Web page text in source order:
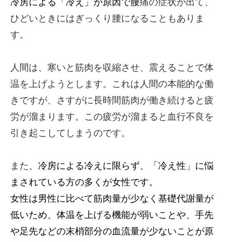
冷房による「冷え」が原因で腰痛の症状が出て、
ひどいときにはぎっくり腰になることもありま
す。
人間は、寒いと筋肉を収縮させ、震えることで体
温を上げようとします。これは人間の本能的な働
きですが、さすがに長時間筋肉が働き続けると疲
労が溜まります。この疲労が溜まると血行不良を
引き起こしてしまうのです。
また 、冷房による冷えに限らず、
「冷え性」に悩
まされている方の多くが女性です。
女性は男性に比べて筋肉量が少なく基礎代謝量が
低いため、体温を上げる機能が弱いことや、手先
や足先などの末梢部分の血流量が少ないことが原